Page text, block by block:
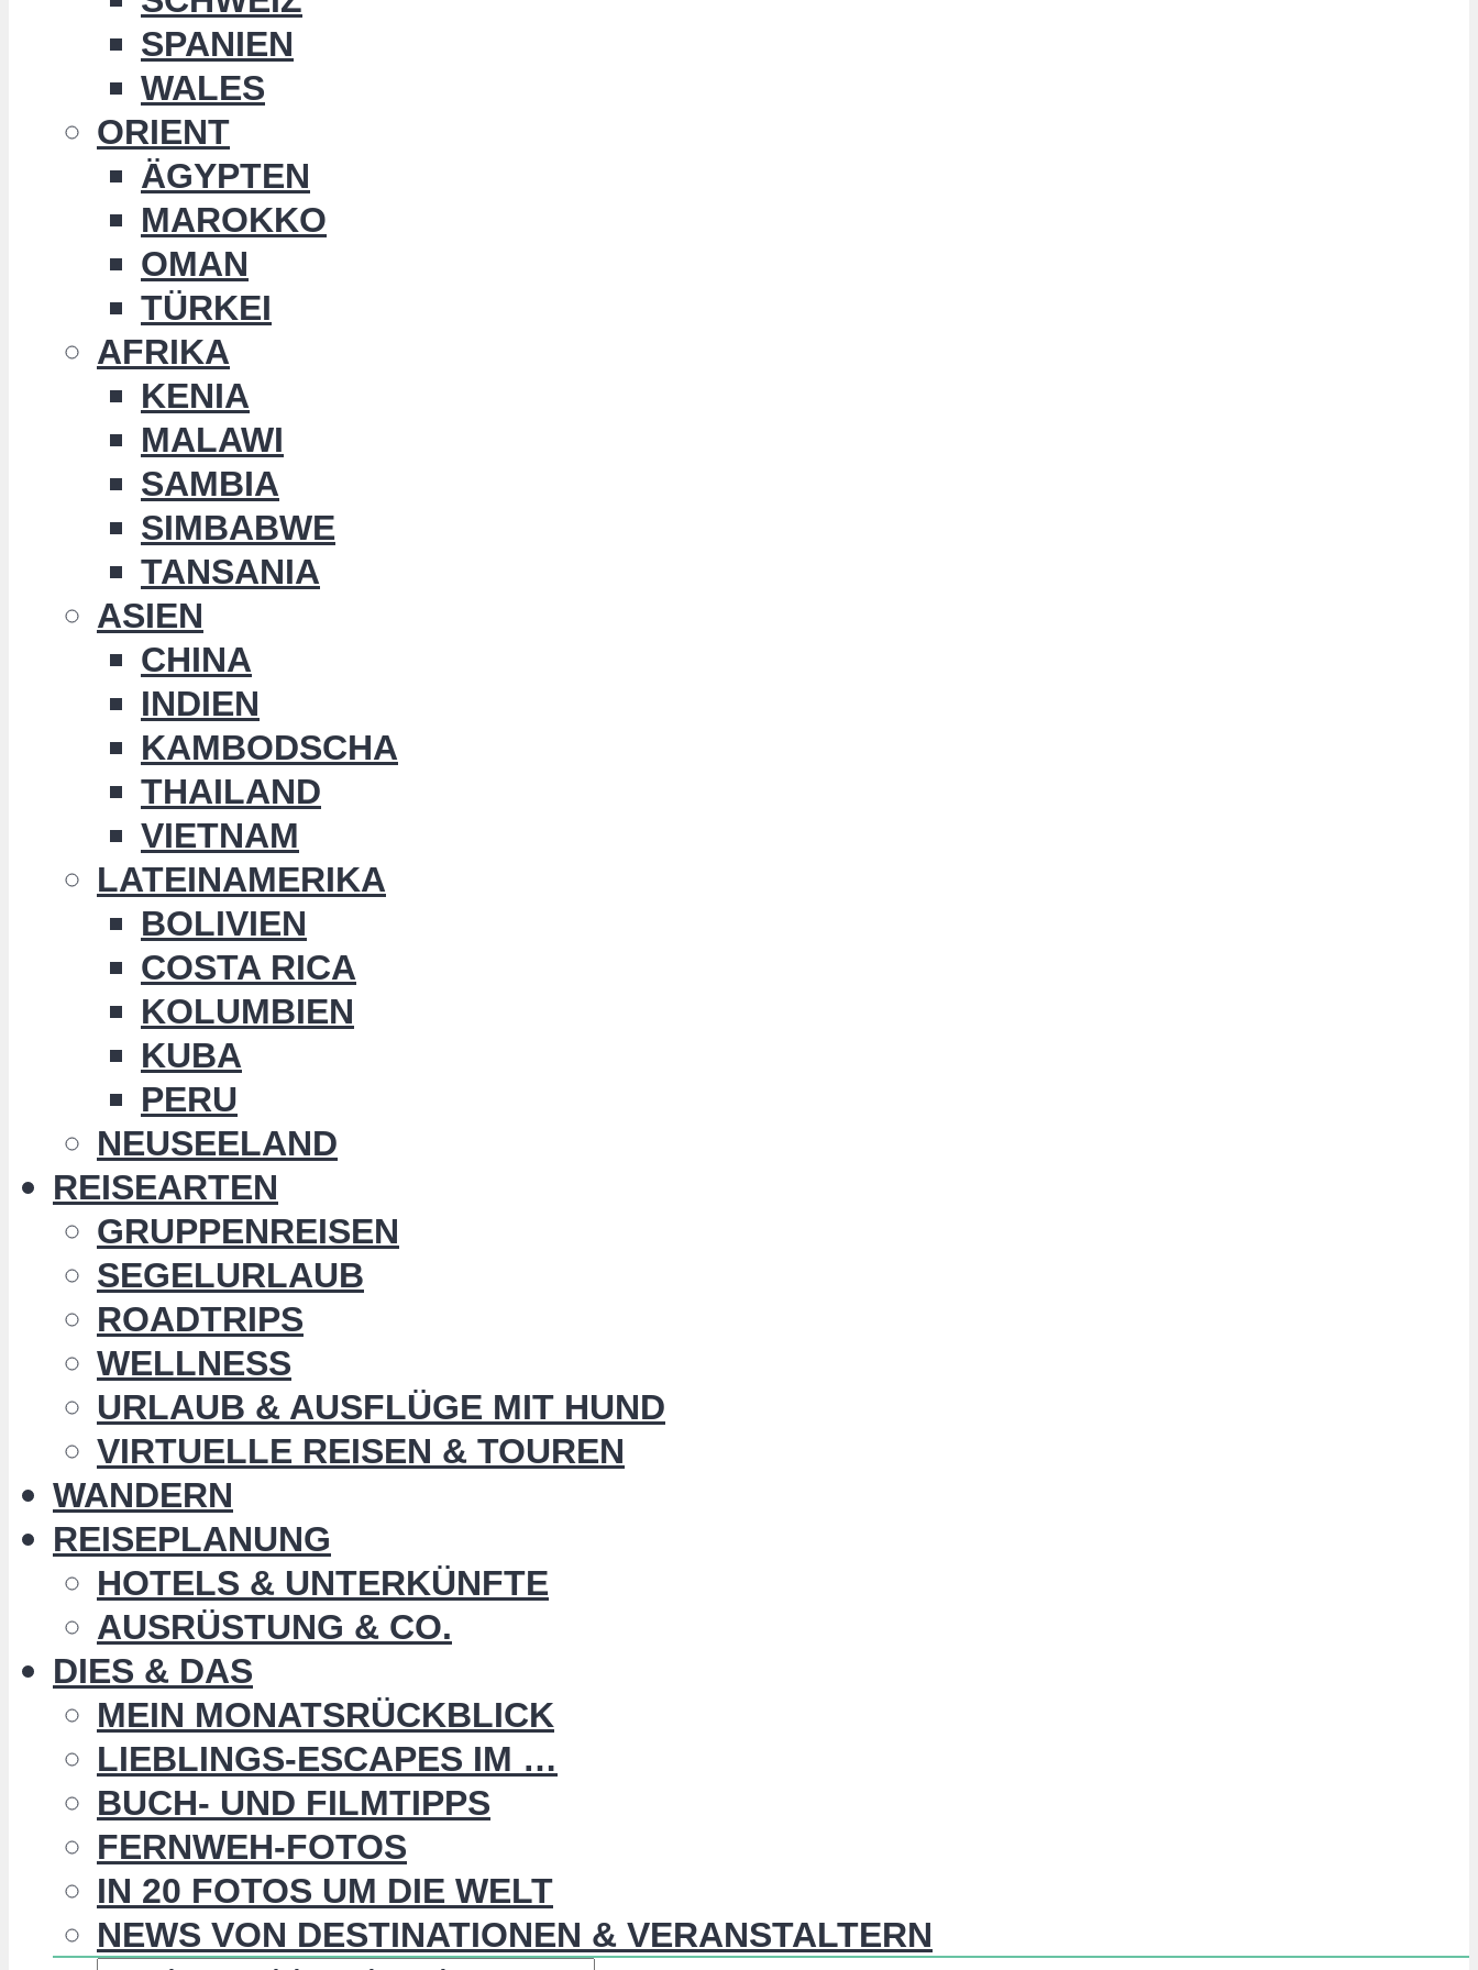
SPANIEN
WALES
ORIENT
ÄGYPTEN
MAROKKO
OMAN
TÜRKEI
AFRIKA
KENIA
MALAWI
SAMBIA
SIMBABWE
TANSANIA
ASIEN
CHINA
INDIEN
KAMBODSCHA
THAILAND
VIETNAM
LATEINAMERIKA
BOLIVIEN
COSTA RICA
KOLUMBIEN
KUBA
PERU
NEUSEELAND
REISEARTEN
GRUPPENREISEN
SEGELURLAUB
ROADTRIPS
WELLNESS
URLAUB & AUSFLÜGE MIT HUND
VIRTUELLE REISEN & TOUREN
WANDERN
REISEPLANUNG
HOTELS & UNTERKÜNFTE
AUSRÜSTUNG & CO.
DIES & DAS
MEIN MONATSRÜCKBLICK
LIEBLINGS-ESCAPES IM …
BUCH- UND FILMTIPPS
FERNWEH-FOTOS
IN 20 FOTOS UM DIE WELT
NEWS VON DESTINATIONEN & VERANSTALTERN